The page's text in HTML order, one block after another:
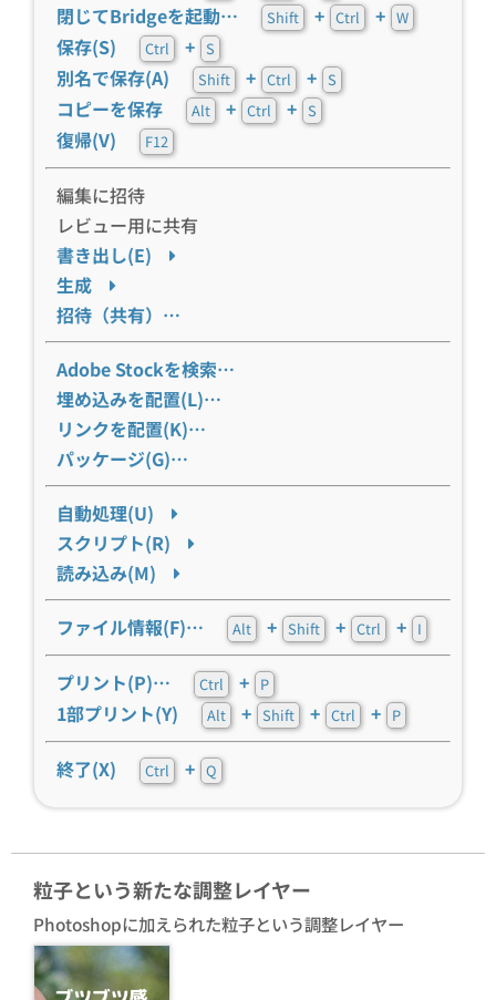
閉じてBridgeを起動… Shift + Ctrl + W
保存(S) Ctrl + S
別名で保存(A) Shift + Ctrl + S
コピーを保存 Alt + Ctrl + S
復帰(V) F12
編集に招待
レビュー用に共有
書き出し(E)
生成
招待（共有）…
Adobe Stockを検索…
埋め込みを配置(L)…
リンクを配置(K)…
パッケージ(G)…
自動処理(U)
スクリプト(R)
読み込み(M)
ファイル情報(F)… Alt + Shift + Ctrl + I
プリント(P)… Ctrl + P
1部プリント(Y) Alt + Shift + Ctrl + P
終了(X) Ctrl + Q
粒子という新たな調整レイヤー
Photoshopに加えられた粒子という調整レイヤー